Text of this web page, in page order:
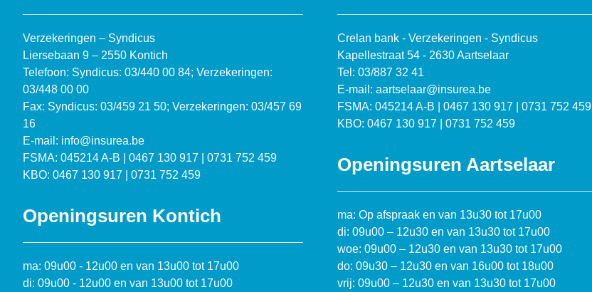
Verzekeringen – Syndicus
Liersebaan 9 – 2550 Kontich
Telefoon: Syndicus: 03/440 00 84; Verzekeringen:
03/448 00 00
Fax: Syndicus: 03/459 21 50; Verzekeringen: 03/457 69
16
E-mail: info@insurea.be
FSMA: 045214 A-B | 0467 130 917 | 0731 752 459
KBO: 0467 130 917 | 0731 752 459
Openingsuren Kontich
ma: 09u00 - 12u00 en van 13u00 tot 17u00
di: 09u00 - 12u00 en van 13u00 tot 17u00
Crelan bank - Verzekeringen - Syndicus
Kapellestraat 54 - 2630 Aartselaar
Tel: 03/887 32 41
E-mail: aartselaar@insurea.be
FSMA: 045214 A-B | 0467 130 917 | 0731 752 459
KBO: 0467 130 917 | 0731 752 459
Openingsuren Aartselaar
ma: Op afspraak en van 13u30 tot 17u00
di: 09u00 – 12u30 en van 13u30 tot 17u00
woe: 09u00 – 12u30 en van 13u30 tot 17u00
do: 09u30 – 12u30 en van 16u00 tot 18u00
vrij: 09u00 – 12u30 en van 13u30 tot 17u00